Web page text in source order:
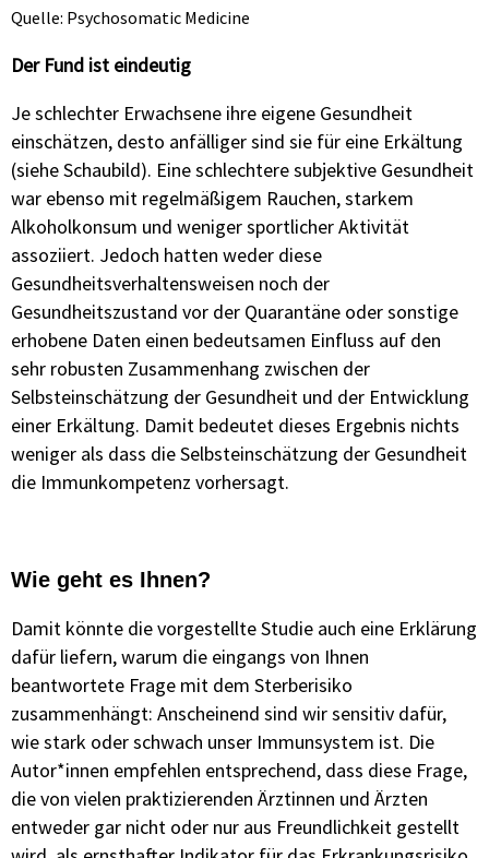
Quelle: Psychosomatic Medicine
Der Fund ist eindeutig
Je schlechter Erwachsene ihre eigene Gesundheit
einschätzen, desto anfälliger sind sie für eine Erkältung
(siehe Schaubild). Eine schlechtere subjektive Gesundheit
war ebenso mit regelmäßigem Rauchen, starkem
Alkoholkonsum und weniger sportlicher Aktivität
assoziiert. Jedoch hatten weder diese
Gesundheitsverhaltensweisen noch der
Gesundheitszustand vor der Quarantäne oder sonstige
erhobene Daten einen bedeutsamen Einfluss auf den
sehr robusten Zusammenhang zwischen der
Selbsteinschätzung der Gesundheit und der Entwicklung
einer Erkältung. Damit bedeutet dieses Ergebnis nichts
weniger als dass die Selbsteinschätzung der Gesundheit
die Immunkompetenz vorhersagt.
Wie geht es Ihnen?
Damit könnte die vorgestellte Studie auch eine Erklärung
dafür liefern, warum die eingangs von Ihnen
beantwortete Frage mit dem Sterberisiko
zusammenhängt: Anscheinend sind wir sensitiv dafür,
wie stark oder schwach unser Immunsystem ist. Die
Autor*innen empfehlen entsprechend, dass diese Frage,
die von vielen praktizierenden Ärztinnen und Ärzten
entweder gar nicht oder nur aus Freundlichkeit gestellt